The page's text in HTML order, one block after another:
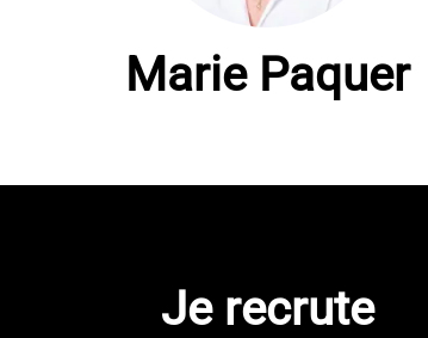
Marie Paquer
Je recrute